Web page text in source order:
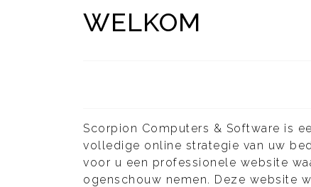
WELKOM
Scorpion Computers & Software is
volledige online strategie van uw
voor u een professionele website
ogenschouw nemen. Deze website